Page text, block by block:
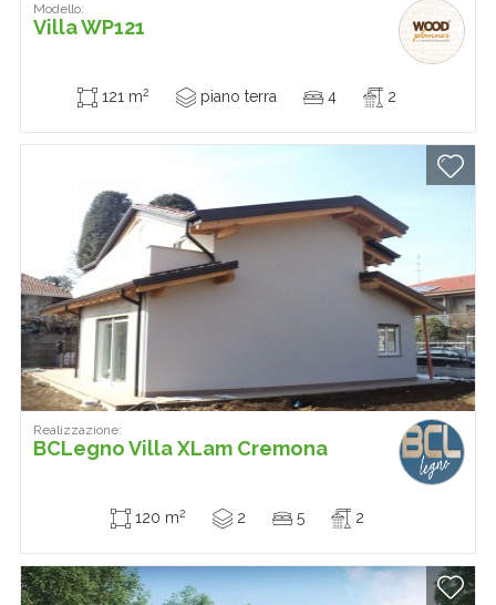
Modello:
Villa WP121
121 m2 piano terra 4 2
Realizzazione:
BCLegno Villa XLam Cremona
120 m2 2 5 2